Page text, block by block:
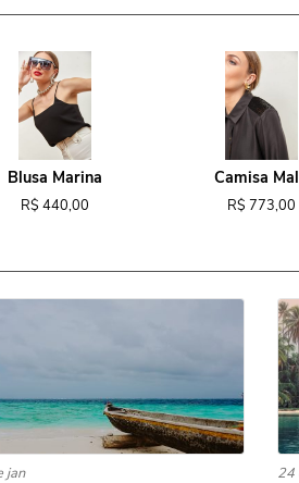
Blusa Marina
R$ 440,00
Camisa
R$ 773,00
jan 24